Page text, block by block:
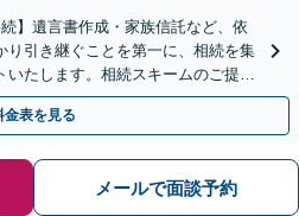
】遺言書作成・家族信託など、依
り引き継ぐことを第一に、相続を集
たします。相続スキームのご提案
応させていただきます。
金表を見る
メールで面談予約